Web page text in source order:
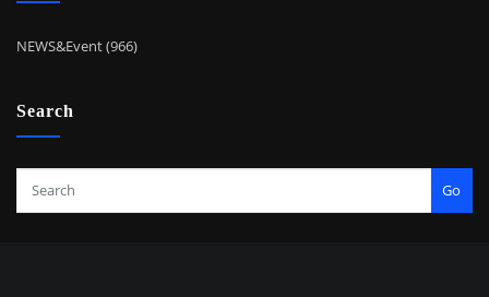
NEWS&Event (966)
Search
Go